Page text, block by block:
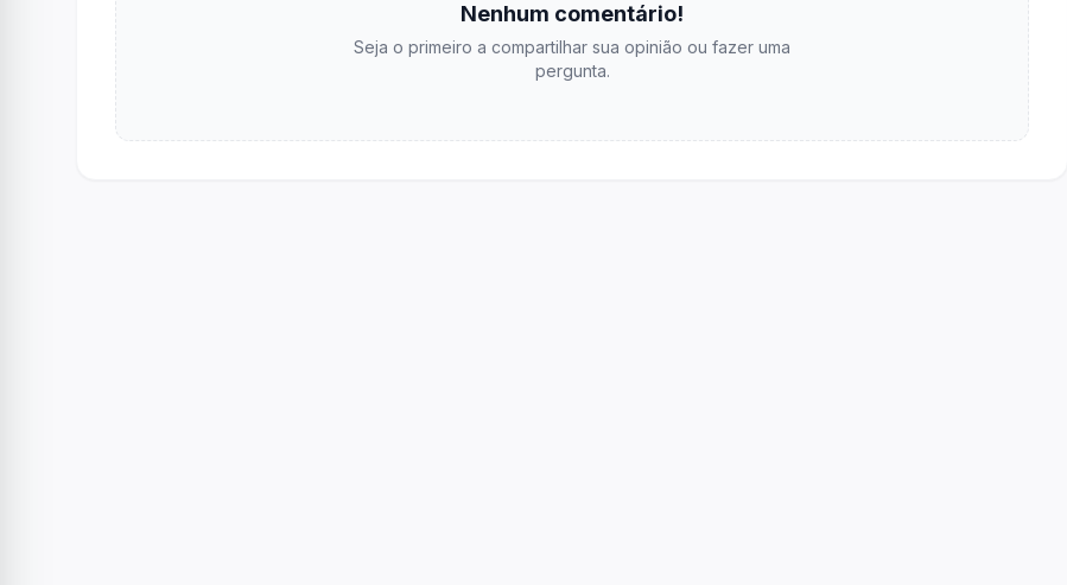
Nenhum comentário!
Seja o primeiro a compartilhar sua opinião ou fazer uma
pergunta.